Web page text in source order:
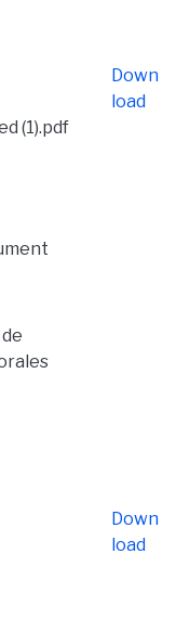
(1).pdf
Down
load
Down
load